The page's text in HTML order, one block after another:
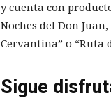
y cuenta con
Noches del Don
Cervantina” o “Ruta
Sigue